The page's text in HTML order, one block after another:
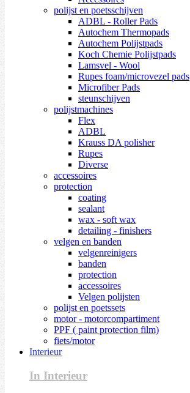
polijst en poetsschijven
ADBL - Roller Pads
Autochem Thermopads
Autochem Polijstpads
Koch Chemie Polijstpads
Lamsvel - Wool
Rupes foam/microvezel pads
Microfiber Pads
steunschijven
polijstmachines
Flex
ADBL
Krauss DA polisher
Rupes
Diverse
accessoires
protection
coating
sealant
wax - soft wax
detailing - finishers
velgen en banden
velgenreinigers
banden
protection
accessoires
Velgen polijsten
polijst en poetssets
motor - motorcompartiment
PPF ( paint protection film)
fiets/motor
Interieur
In Interieur